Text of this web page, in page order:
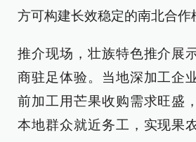
方可构建长效稳定的南北合作
推介现场，壮族特色推介展
商驻足体验。当地深加工企
前加工用芒果收购需求旺盛
本地群众就近务工，实现果